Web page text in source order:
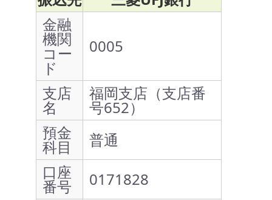
金融
機関
コー
ド
0005
支店
名
福岡支店（支店番
号652）
預金
科目
普通
口座
番号
0171828